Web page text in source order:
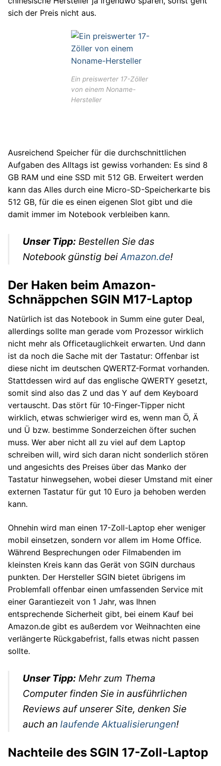
sich der Preis nicht aus.
Ein preiswerter 17-Zöller
von einem Noname-
Hersteller
Ausreichend Speicher für die durchschnittlichen
Aufgaben des Alltags ist gewiss vorhanden: Es sind 8
GB RAM und eine SSD mit 512 GB. Erweitert werden
kann das Alles durch eine Micro-SD-Speicherkarte bis
512 GB, für die es einen eigenen Slot gibt und die
damit immer im Notebook verbleiben kann.
Unser Tipp: Bestellen Sie das
Notebook günstig beiAmazon.de!
Der Haken beim Amazon-
Schnäppchen SGIN M17-Laptop
Natürlich ist das Notebook in Summ eine guter Deal,
allerdings sollte man gerade vom Prozessor wirklich
nicht mehr als Officetauglichkeit erwarten. Und dann
ist da noch die Sache mit der Tastatur: Offenbar ist
diese nicht im deutschen QWERTZ-Format vorhanden.
Stattdessen wird auf das englische QWERTY gesetzt,
somit sind also das Z und das Y auf dem Keyboard
vertauscht. Das stört für 10-Finger-Tipper nicht
wirklich, etwas schwieriger wird es, wenn man Ö, Ä
und Ü bzw. bestimme Sonderzeichen öfter suchen
muss. Wer aber nicht all zu viel auf dem Laptop
schreiben will, wird sich daran nicht sonderlich stören
und angesichts des Preises über das Manko der
Tastatur hinwegsehen, wobei dieser Umstand mit einer
externen Tastatur für gut 10 Euro ja behoben werden
kann.
Ohnehin wird man einen 17-Zoll-Laptop eher weniger
mobil einsetzen, sondern vor allem im Home Office.
Während Besprechungen oder Filmabenden im
kleinsten Kreis kann das Gerät von SGIN durchaus
punkten. Der Hersteller SGIN bietet übrigens im
Problemfall offenbar einen umfassenden Service mit
einer Garantiezeit von 1 Jahr, was Ihnen
entsprechende Sicherheit gibt, bei einem Kauf bei
Amazon.de gibt es außerdem vor Weihnachten eine
verlängerte Rückgabefrist, falls etwas nicht passen
sollte.
Unser Tipp: Mehr zum Thema
Computer finden Sie in ausführlichen
Reviews auf unserer Site, denken Sie
auch anlaufende Aktualisierungen!
Nachteile des SGIN 17-Zoll-Laptop